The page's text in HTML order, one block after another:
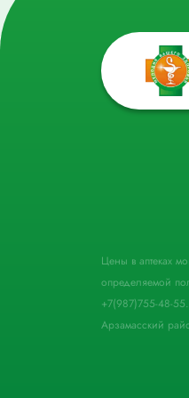
Цены в аптеках
определяемой
+7(987)755-48-
Арзамасский